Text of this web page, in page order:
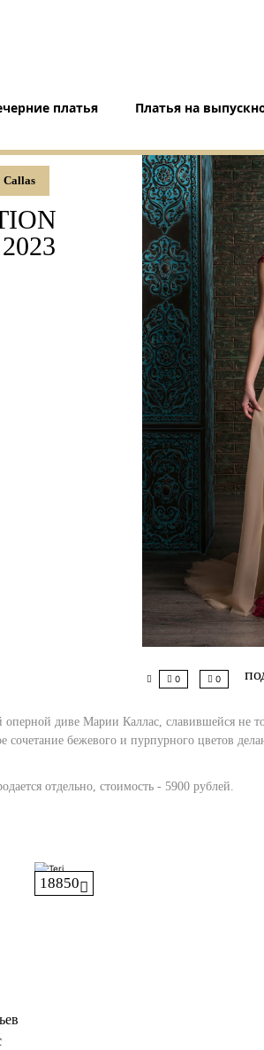
платья Платья на
Callas
2023
0 0
оперной диве Марии Каллас, славившейся
сочетание бежевого и пурпурного цветов
отдельно, стоимость - 5900 рублей.
18850